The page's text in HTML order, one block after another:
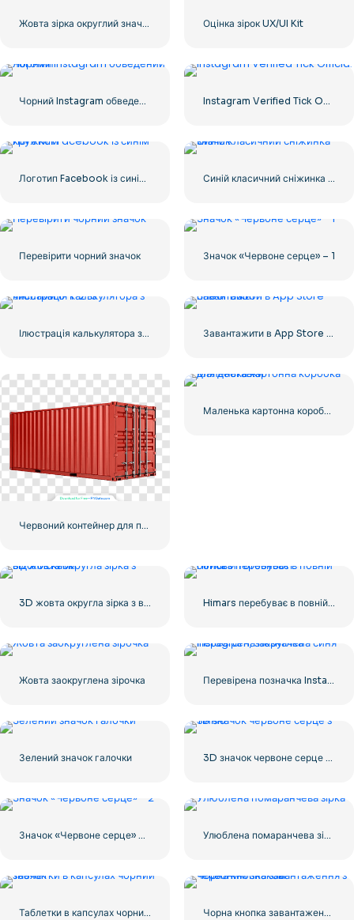
Жовта зірка округлий значок Оцінка зірок UX/UI Kit
Чорний Instagram обведений логотип Instagram Verified Tick Official
Логотип Facebook із синім кружком Синій класичний сніжинка значок
Перевірити чорний значок Значок «Червоне серце» – 1
Ілюстрація калькулятора з числами 0-1-2-3 Завантажити в App Store Linear Button
Червоний контейнер для перевезення вантажів морем
Маленька картонна коробка для доставки
3D жовта округла зірка з відблисками Himars перебуває в повній бойовій готовності
Жовта заокруглена зірочка Перевірена позначка Instagram, закруглена синя
Зелений значок галочки 3D значок червоне серце з тінню
Значок «Червоне серце» – 2 Улюблена помаранчева зірка
Таблетки в капсулах чорний значок Чорна кнопка завантаження з червоним знаком